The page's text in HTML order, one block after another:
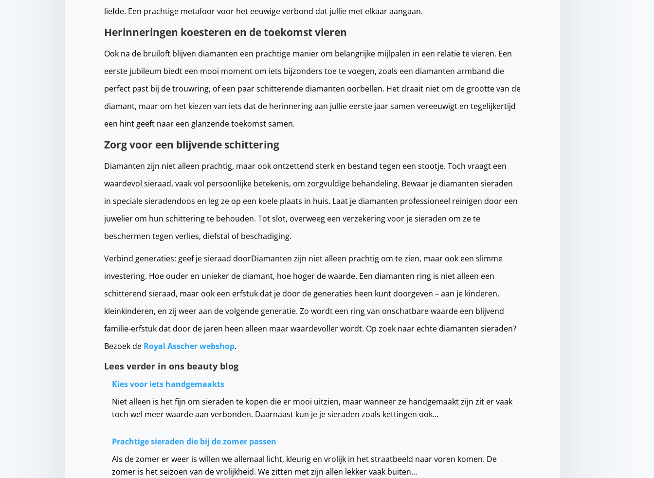
liefde. Een prachtige metafoor voor het eeuwige verbond dat jullie met elkaar aangaan.
Herinneringen koesteren en de toekomst vieren
Ook na de bruiloft blijven diamanten een prachtige manier om belangrijke mijlpalen in een relatie te vieren. Een
eerste jubileum biedt een mooi moment om iets bijzonders toe te voegen, zoals een diamanten armband die
perfect past bij de trouwring, of een paar schitterende diamanten oorbellen. Het draait niet om de grootte van de
diamant, maar om het kiezen van iets dat de herinnering aan jullie eerste jaar samen vereeuwigt en tegelijkertijd
een hint geeft naar een glanzende toekomst samen.
Zorg voor een blijvende schittering
Diamanten zijn niet alleen prachtig, maar ook ontzettend sterk en bestand tegen een stootje. Toch vraagt een
waardevol sieraad, vaak vol persoonlijke betekenis, om zorgvuldige behandeling. Bewaar je diamanten sieraden
in speciale sieradendoos en leg ze op een koele plaats in huis. Laat je diamanten professioneel reinigen door een
juwelier om hun schittering te behouden. Tot slot, overweeg een verzekering voor je sieraden om ze te
beschermen tegen verlies, diefstal of beschadiging.
Verbind generaties: geef je sieraad doorDiamanten zijn niet alleen prachtig om te zien, maar ook een slimme
investering. Hoe ouder en unieker de diamant, hoe hoger de waarde. Een diamanten ring is niet alleen een
schitterend sieraad, maar ook een erfstuk dat je door de generaties heen kunt doorgeven – aan je kinderen,
kleinkinderen, en zij weer aan de volgende generatie. Zo wordt een ring van onschatbare waarde een blijvend
familie-erfstuk dat door de jaren heen alleen maar waardevoller wordt. Op zoek naar echte diamanten sieraden?
Bezoek de Royal Asscher webshop.
Lees verder in ons beauty blog
Kies voor iets handgemaakts
Niet alleen is het fijn om sieraden te kopen die er mooi uitzien, maar wanneer ze handgemaakt zijn zit er vaak
toch wel meer waarde aan verbonden. Daarnaast kun je je sieraden zoals kettingen ook…
Prachtige sieraden die bij de zomer passen
Als de zomer er weer is willen we allemaal licht, kleurig en vrolijk in het straatbeeld naar voren komen. De
zomer is het seizoen van de vrolijkheid. We zitten met zijn allen lekker vaak buiten…